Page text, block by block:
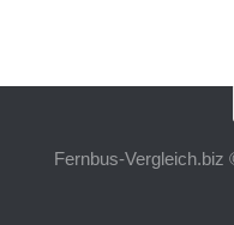
Fernbus-Vergleich.biz